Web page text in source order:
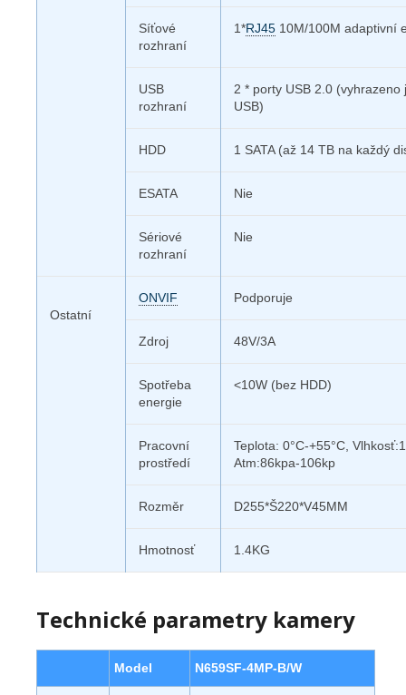
Síťové
rozhraní
1*RJ45 10M/100M adaptivní
USB
rozhraní
2 * porty USB 2.0
USB)
HDD 1 SATA (až 14 TB na každý
ESATA Nie
Sériové
rozhraní
Nie
Ostatní
ONVIF Podporuje
Zdroj 48V/3A
Spotřeba
energie
<10W (bez HDD)
Pracovní
prostředí
Teplota: 0°C-+55°C,
Atm:86kpa-106kp
Rozměr D255*Š220*V45MM
Hmotnosť 1.4KG
Technické parametry kamery
Model N659SF-4MP-B/W